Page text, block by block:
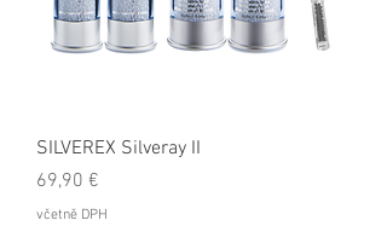
SILVEREX Silveray II
Cena
69,90 €
včetně DPH